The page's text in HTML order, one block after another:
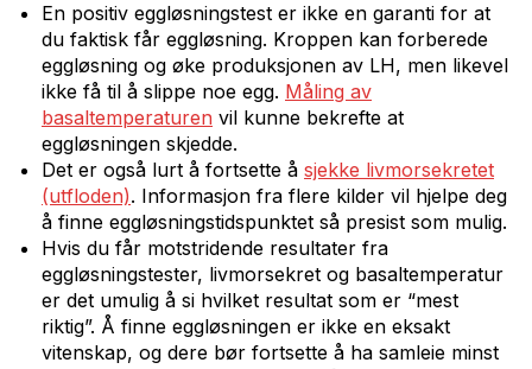
En positiv eggløsningstest er ikke en garanti for at
du faktisk får eggløsning. Kroppen kan forberede
eggløsning og øke produksjonen av LH, men likevel
ikke få til å slippe noe egg. Måling av
basaltemperaturen vil kunne bekrefte at
eggløsningen skjedde.
Det er også lurt å fortsette å sjekke livmorsekretet
(utfloden). Informasjon fra flere kilder vil hjelpe deg
å finne eggløsningstidspunktet så presist som mulig.
Hvis du får motstridende resultater fra
eggløsningstester, livmorsekret og basaltemperatur
er det umulig å si hvilket resultat som er “mest
riktig”. Å finne eggløsningen er ikke en eksakt
vitenskap, og dere bør fortsette å ha samleie minst